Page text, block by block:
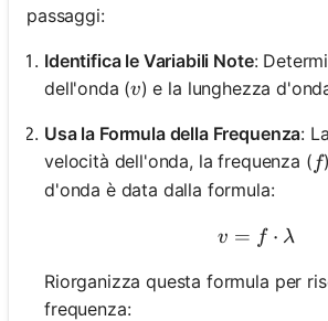
passaggi:
Identifica le Variabili Note:
dell'onda (v
v) e la lunghezza
Usa la Formula della Frequenza:
velocità dell'onda, la frequenza ( ff
d'onda è data dalla formula:
v = f
v = f ⋅ λ
Riorganizza questa formula per
frequenza: